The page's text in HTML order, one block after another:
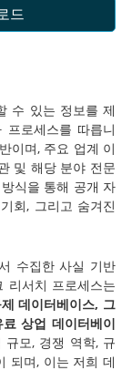
드
수 있는 정보를 제
로세스를 따릅니
이며, 주요 업계 이
및 해당 분야 전문
식을 통해 공개 자
회, 그리고 숨겨진
수집한 사실 기반
리서치 프로세스는
데이터베이스, 그
상업 데이터베이
모, 경쟁 역학, 규
되며, 이는 저희 데